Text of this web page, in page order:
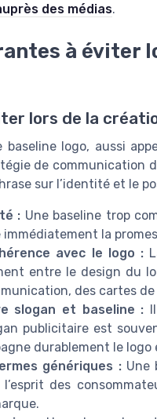
des médias.
à éviter
lors de la
baseline logo, aussi
de communication
sur l’identité et le
: Une baseline trop
la
avec le logo :
entre le design du
des cartes
slogan et baseline :
publicitaire est
durablement le logo
génériques :Une
des